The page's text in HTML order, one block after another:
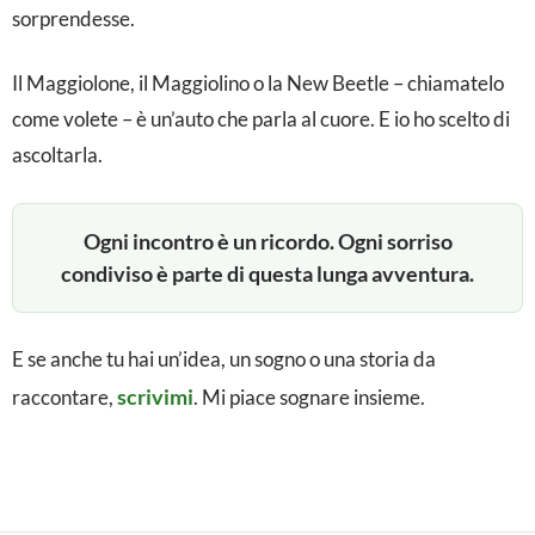
l
o
n
e
B
sorprendesse.
Il Maggiolone, il Maggiolino o la New Beetle – chiamatelo
come volete – è un’auto che parla al cuore. E io ho scelto di
ascoltarla.
Ogni incontro è un ricordo. Ogni sorriso
condiviso è parte di questa lunga avventura.
E se anche tu hai un’idea, un sogno o una storia da
raccontare,scrivimi. Mi piace sognare insieme.